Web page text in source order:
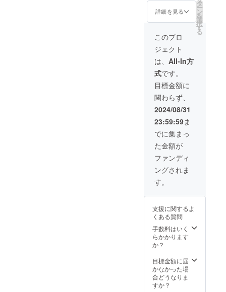
所を避
けて保
くださ
い。
必ず備
考欄に
希望さ
名前を
ご記入
い。 掲
載を希
望され
ない場
合に
「掲載
希望な
し」と
ご記載
くださ
い。
シール
デザイ
ンは調
整中で
す。 リ
ターン
用のオ
インの
ものを
ご用意
予めご
了承く
まけに
埼玉県
産 狭
山茶
宇治抹
茶入り
玄米茶
aburabi
オリジ
レン
ド 60
ｇ 名
称：抹
茶入り
玄米茶
原材料
産）・
玄米
（国
産）・
抹茶
（国
60ｇ 賞
味期
限：90
います
が、変
ござい
ます。
予めご
了承く
ださ
い。
ンは調
整中で
す。 リ
ターン
用のオ
リジナ
ルデザ
インの
ものを
ご用意
致しま
す。 サ
イズは
60ｘ60
㎜の丸
型を想
定して
います
が、変
更の可
能性も
予めご
ださ
い。
項：ご
支援に
際し、
必ず備
考欄に
掲載を
希望さ
れるお
名前を
ご記入
くださ
い。 掲
望され
ない場
合に
は、
「掲載
し」と
ご記載
て 現在
デザイ
ンは調
整中で
す。 リ
用のオ
リジナ
ルデザ
インの
ます。
原産国:
日本 原
名：米
こうじ
（国内
製
造）、
米（埼
玉県
産） わ
らび
ちゃん
のあま
ざけ
ゆず 名
称：あ
まざけ
内容
量：
770ｇ
や高温
多湿避
けて保
存 賞味
期限：
送時点
で90日
以上の
ものを
合、掲
載の中
希望の
場合に
はお知
らせく
ださ
い。
ホーム
ページ
のレイ
アウト
変更等
によ
り、掲
載場所
や配置
等が変
更にな
る可能
載方
法：文
み、
ニック
ニシャ
ルな
ど。 注
でとさ
せてい
ます。
お酒の
リター
ンのた
め、お
申し込
みは20
歳以上
の方に
限られ
ていた
だきま
す。 埼
玉県蕨
市の女
性にモ
ニタリ
ングし
たお酒
です。
食事に
合わせ
やす
い、
のお酒
で、冷
やして
ていま
す。 4
720ml
セット
です. ※
イメー
ジで
す。酒
器等は
付属し
ていま
せん。
純米吟
醸 姫
蕨 品
目：清
酒 内容
量：
名：米
（国
産）、
米こう
じ（国
産米）
60％ ア
ルコー
ル分：
酒蔵様
とは異
る可能
ります
ので、
予めご
了承く
ださ
い。 食
事、お
土産付
リジナ
ルシー
ル・お
礼状・
弊社
ホーム
ページ
載。 埼
玉の味
をご堪
能くだ
さい。
お酒関
ため、
ご参加
は20歳
用語な
ど公序
もの、
侵害や
何らか
の影響
を他者
に影響
を与え
たり、
不快感
る可能
性のあ
る言葉
の使用
はお断
りさせ
ていた
しく誤
解を与
える可
能性の
あるも
のな
題と思
われる
名前は
狭山
茶 宇
米茶
aburabi
オリジ
ナルブ
レン
ド 60
ｇ）。
見沼田
んぼの
自然の
なかで
育っ
た、そ
の時期
のお花
の蜜の
ブレン
ドで
く時期
変わる
ので、
蜜の色
や香り
の時々
で変
わって
1200ｇ
瓶 送
料込
み お
よび
オリジ
ナル
シー
ル・お
礼状・
弊社
ホーム
ページ
へのお
名前掲
載・お
まけ
（埼玉
県産
狭山
茶 宇
米茶
オリジ
ナルブ
レン
ド 60
ｇ）。
んぼの
自然の
なかで
育っ
詳細を見る
タ
ー
ン
を
選
択
す
る
このプロ
ジェクト
は、 All-In方
式です。
目標金額に
関わらず、
2024/08/31
23:59:59ま
でに集まっ
た金額が
ファンディ
ングされま
す。
支援に関するよ
くある質問
手数料はいく
らかかります
か？
目標金額に届
かなかった場
合どうなりま
すか？